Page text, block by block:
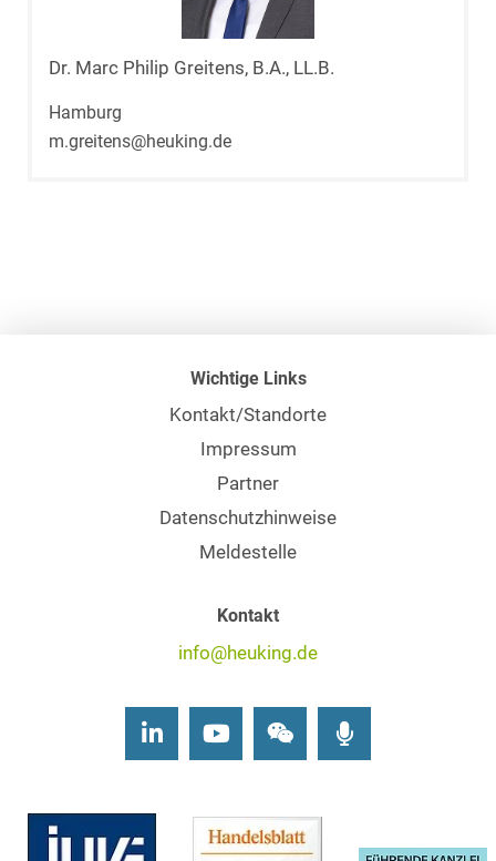
Dr. Marc Philip Greitens, B.A., LL.B.
Hamburg
m.greitens@heuking.de
Wichtige Links
Kontakt/Standorte
Impressum
Partner
Datenschutzhinweise
Meldestelle
Kontakt
info@heuking.de
LinkedInYoutubeWechat